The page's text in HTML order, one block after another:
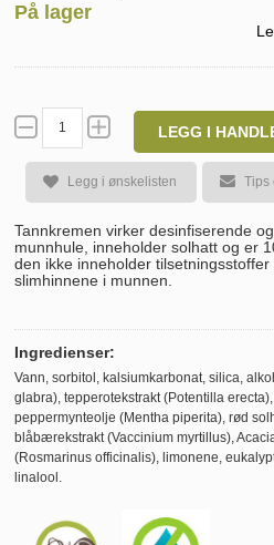
På lager
LEGG I
Legg i ønskelisten Tips
Tannkremen virker desinfiserende
munnhule, inneholder solhatt og er
den ikke inneholder
slimhinnene i munnen.
Ingredienser:
Vann, sorbitol, kalsiumkarbonat, silica,
glabra), tepperotekstrakt (Potentilla
peppermynteolje (Mentha piperita), rød
blåbærekstrakt (Vaccinium myrtillus),
(Rosmarinus officinalis), limonene,
linalool.